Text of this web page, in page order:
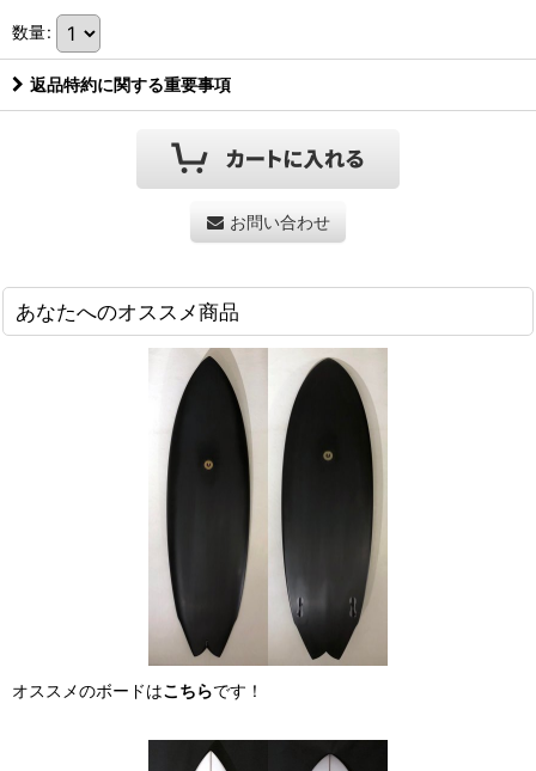
数量:
返品特約に関する重要事項
お問い合わせ
あなたへのオススメ商品
オススメのボードはこちらです！